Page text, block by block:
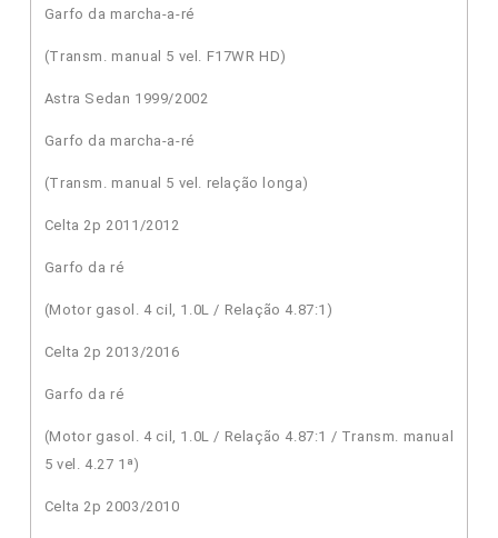
Garfo da marcha-a-ré
(Transm. manual 5 vel. F17WR HD)
Astra Sedan 1999/2002
Garfo da marcha-a-ré
(Transm. manual 5 vel. relação longa)
Celta 2p 2011/2012
Garfo da ré
(Motor gasol. 4 cil, 1.0L / Relação 4.87:1)
Celta 2p 2013/2016
Garfo da ré
(Motor gasol. 4 cil, 1.0L / Relação 4.87:1 / Transm. manual
5 vel. 4.27 1ª)
Celta 2p 2003/2010